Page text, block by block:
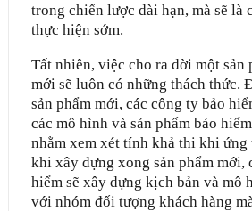
trong chiến lược dài hạn, mà sẽ là
thực hiện sớm.
Tất nhiên, việc cho ra đời một sản
mới sẽ luôn có những thách thức.
sản phẩm mới, các công ty bảo
các mô hình và sản phẩm bảo
nhằm xem xét tính khả thi khi ứng
khi xây dựng xong sản phẩm mới,
hiểm sẽ xây dựng kịch bản và mô
với nhóm đối tượng khách hàng